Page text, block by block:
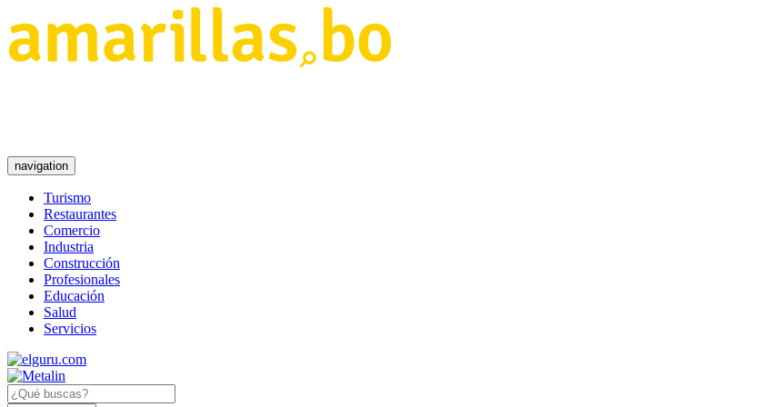
navigation
Turismo
Restaurantes
Comercio
Industria
Construcción
Profesionales
Educación
Salud
Servicios